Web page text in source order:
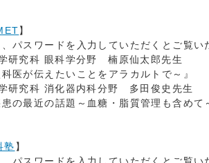
】
、パスワードを入力していただくとご覧
研究科 眼科学分野 楠原仙太郎先生
医が伝えたいことをアラカルトで～』
研究科 消化器内科分野 多田俊史先生
患の最近の話題～血糖・脂質管理も含めて
塾 】